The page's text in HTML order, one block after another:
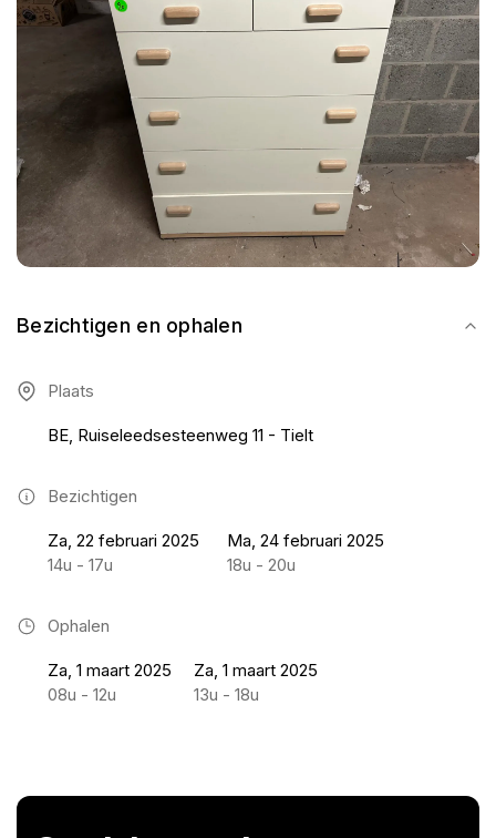
Bezichtigen en ophalen
Plaats
BE, Ruiseleedsesteenweg 11 - Tielt
Bezichtigen
Za, 22 februari 2025
14u - 17u
Ma, 24 februari 2025
18u - 20u
Ophalen
Za, 1 maart 2025
08u - 12u
Za, 1 maart 2025
13u - 18u